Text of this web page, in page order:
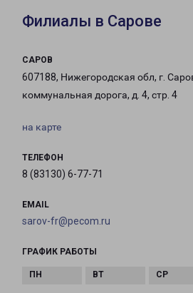
Филиалы в Сарове
САРОВ
607188, Нижегородская обл, г.
коммунальная дорога, д. 4, стр. 4
на карте
ТЕЛЕФОН
8 (83130) 6-77-71
EMAIL
sarov-fr@pecom.ru
ГРАФИК РАБОТЫ